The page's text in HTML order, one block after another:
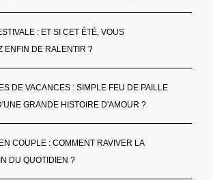
: ET SI CET ÉTÉ, VOUS
ENFIN DE RALENTIR ?
DE VACANCES : SIMPLE FEU DE PAILLE
GRANDE HISTOIRE D'AMOUR ?
COUPLE : COMMENT RAVIVER LA
DU QUOTIDIEN ?